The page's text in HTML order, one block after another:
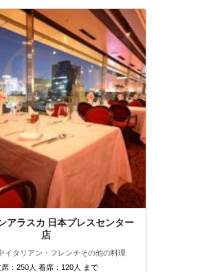
アラスカ 日本プレスセンター
店
イタリアン・フレンチその他の料理
席：250人 着席：120人 まで